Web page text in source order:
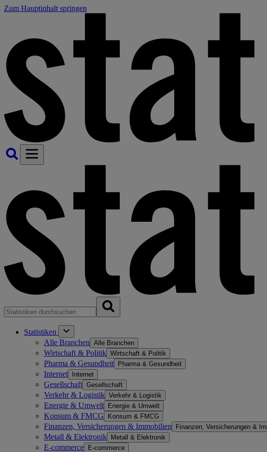
Zum Hauptinhalt springen
Statistiken
Alle Branchen Alle Branchen
Wirtschaft & Politik Wirtschaft & Politik
Pharma & Gesundheit Pharma & Gesundheit
Internet Internet
Gesellschaft Gesellschaft
Verkehr & Logistik Verkehr & Logistik
Energie & Umwelt Energie & Umwelt
Konsum & FMCG Konsum & FMCG
Finanzen, Versicherungen & Immobilien Finanzen, Versicherungen &
Metall & Elektronik Metall & Elektronik
E-commerce E-commerce